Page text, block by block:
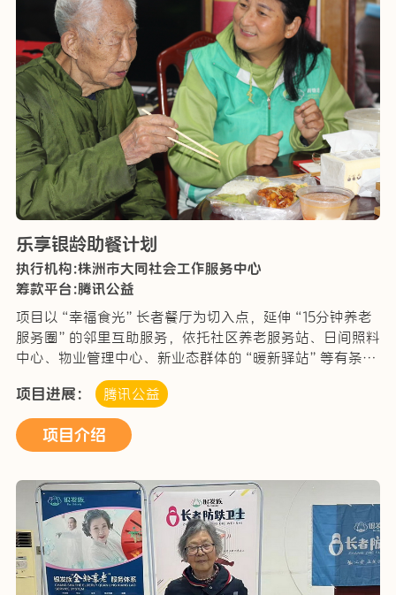
乐享银龄助餐计划
执行机构:株洲市大同社会工作服务中心
筹款平台:腾讯公益
项目以“幸福食光”长者餐厅为切入点，延伸“15分钟养老
服务圈”的邻里互助服务，依托社区养老服务站、日间照料
中心、物业管理中心、新业态群体的“暖新驿站”等有条件
的场所拓展设立助餐服务点，发挥志愿者作用开展助餐送
餐服务，满足不同类型老年人的就餐需求。
项目进展： 腾讯公益
项目介绍